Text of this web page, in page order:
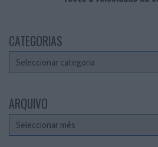
CATEGORIAS
Categorias
ARQUIVO
Arquivo